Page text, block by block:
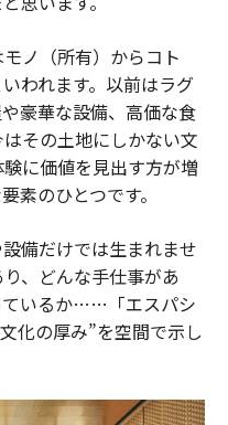
ノ（所有）からコト
われます。以前はラグ
豪華な設備、高価な食
その土地にしかない文
に価値を見出す方が増
素のひとつです。
備だけでは生まれませ
、どんな手仕事があ
ているか……「エスパシ
化の厚み”を空間で示し